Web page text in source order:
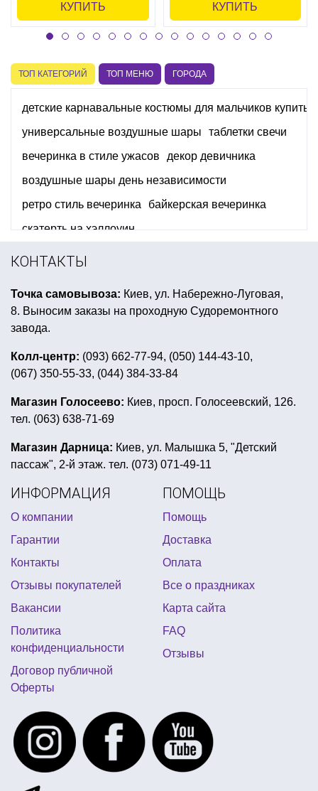
КУПИТЬ КУПИТЬ
ТОП КАТЕГОРИЙ ТОП МЕНЮ ГОРОДА
детские карнавальные костюмы для мальчиков купить
универсальные воздушные шары
таблетки свечи
вечеринка в стиле ужасов
декор девичника
воздушные шары день независимости
ретро стиль вечеринка
байкерская вечеринка
скатерть на хэллоуин
украсить машину на хэллоуин
день рождения в стиле кукол лол
все для вечеринки baby shower купить
хиппи вечеринка маски венецианские купить
день рождения в стиле спанч боб
день рождения в стиле микки и минни маус
аксессуары бохо
товары для футбольной вечеринки
свеча на торт салют
день святого патрика декор
шляпа пиратская
топперы для торта купить киев
украшение стола на halloween
купить свечу фейерверк для торта
школьная ярмарка оформление стола
товары к пасхе
купить бороду деда мороза
воздушные шары на день рождения девушке
день рождения в стиле феи
КОНТАКТЫ
Точка самовывоза: Киев, ул. Набережно-Луговая,
8. Выносим заказы на проходную Судоремонтного
завода.
Колл-центр: (093) 662-77-94, (050) 144-43-10,
(067) 350-55-33, (044) 384-33-84
Магазин Голосеево: Киев, просп. Голосеевский, 126.
тел. (063) 638-71-69
Магазин Дарница: Киев, ул. Малышка 5, "Детский
пассаж", 2-й этаж. тел. (073) 071-49-11
ИНФОРМАЦИЯ
О компании
Гарантии
Контакты
Отзывы покупателей
Вакансии
Политика
конфиденциальности
Договор публичной
Оферты
ПОМОЩЬ
Помощь
Доставка
Оплата
Все о праздниках
Карта сайта
FAQ
Отзывы